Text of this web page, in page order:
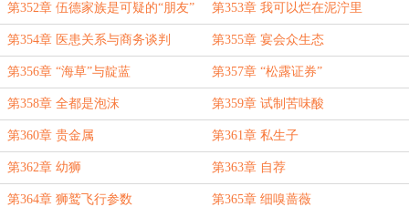
第352章 伍德家族是可疑的“朋友” 第353章 我可以烂在泥泞里
第354章 医患关系与商务谈判 第355章 宴会众生态
第356章 “海草”与靛蓝 第357章 “松露证券”
第358章 全都是泡沫 第359章 试制苦味酸
第360章 贵金属 第361章 私生子
第362章 幼狮 第363章 自荐
第364章 狮鹫飞行参数 第365章 细嗅蔷薇